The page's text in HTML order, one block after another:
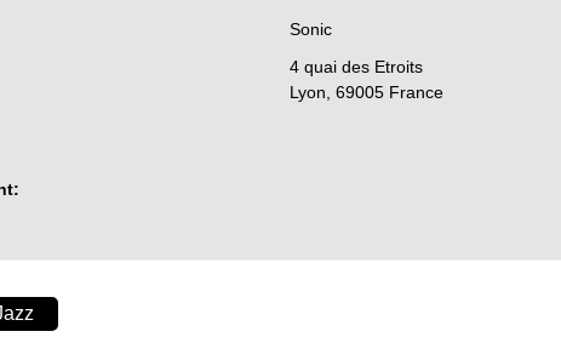
Sonic
4 quai des Etroits
Lyon 69005 France